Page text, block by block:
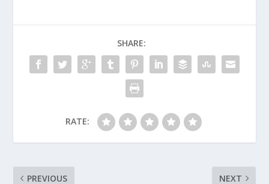
SHARE:
RATE:
PREVIOUS NEXT